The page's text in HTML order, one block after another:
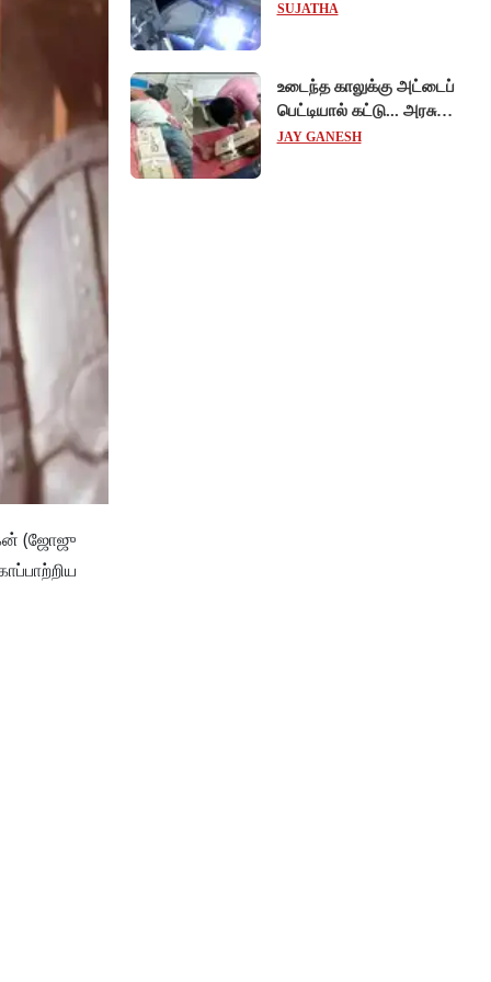
(ஜோஜு
விஞ்ஞானிகள்
SUJATHA
உடைந்த காலுக்கு அட்டைப்
பெட்டியால் கட்டு... அரசு
மருத்துவமனையில்
JAY GANESH